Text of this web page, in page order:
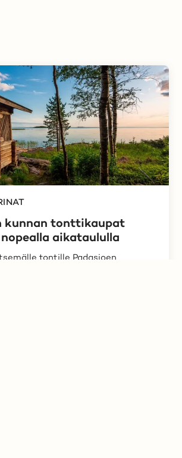
kunnan tonttikaupat
aikataululla
tontille Padasjoen